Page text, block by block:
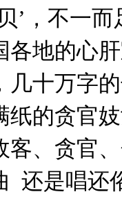
’，不一
各地的心
几十万字
纸的贪官
客、贪官
还是唱